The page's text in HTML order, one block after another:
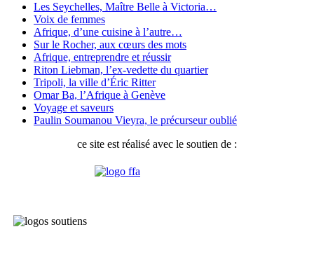
Les Seychelles, Maître Belle à Victoria…
Voix de femmes
Afrique, d’une cuisine à l’autre…
Sur le Rocher, aux cœurs des mots
Afrique, entreprendre et réussir
Riton Liebman, l’ex-vedette du quartier
Tripoli, la ville d’Éric Ritter
Omar Ba, l’Afrique à Genève
Voyage et saveurs
Paulin Soumanou Vieyra, le précurseur oublié
ce site est réalisé avec le soutien de :